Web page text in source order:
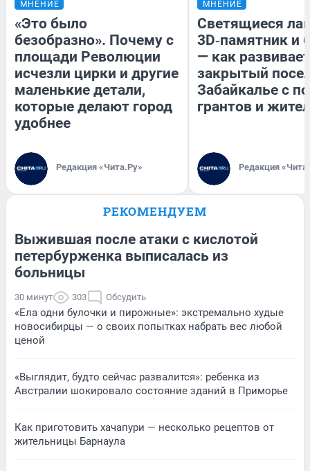
МНЕНИЕ
«Это было
безобразно». Почему с
площади Революции
исчезли цирки и другие
маленькие детали,
которые делают город
удобнее
Редакция «Чита.Ру»
МНЕНИЕ
Светящиеся
3D‑памятник и
— как
закрытый
Забайкалье с
грантов и
Редакция
РЕКОМЕНДУЕМ
Выжившая после атаки с кислотой
петербурженка выписалась из
больницы
30 минут 303 Обсудить
«Ела одни булочки и пирожные»: экстремально худые
новосибирцы — о своих попытках набрать вес любой
ценой
«Выглядит, будто сейчас развалится»: ребенка из
Австралии шокировало состояние зданий в Приморье
Как приготовить хачапури — несколько рецептов от
жительницы Барнаула